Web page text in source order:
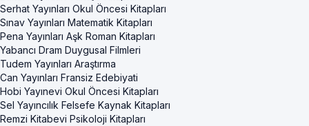
Serhat Yayınları Okul Öncesi Kitapları
Sınav Yayınları Matematik Kitapları
Pena Yayınları Aşk Roman Kitapları
Yabancı Dram Duygusal Filmleri
Tudem Yayınları Araştırma
Can Yayınları Fransiz Edebiyati
Hobi Yayınevi Okul Öncesi Kitapları
Sel Yayıncılık Felsefe Kaynak Kitapları
Remzi Kitabevi Psikoloji Kitapları